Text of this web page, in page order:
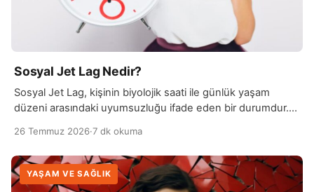
Sosyal Jet Lag Nedir?
Sosyal Jet Lag, kişinin biyolojik saati ile günlük yaşam
düzeni arasındaki uyumsuzluğu ifade eden bir durumdur.
26 Temmuz 2026·7 dk okuma
YAŞAM VE SAĞLIK